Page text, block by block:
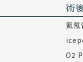
術
氦氖
O2